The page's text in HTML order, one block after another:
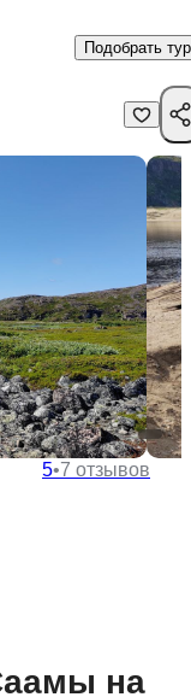
Подобрать тур
5•7 отзывов
на